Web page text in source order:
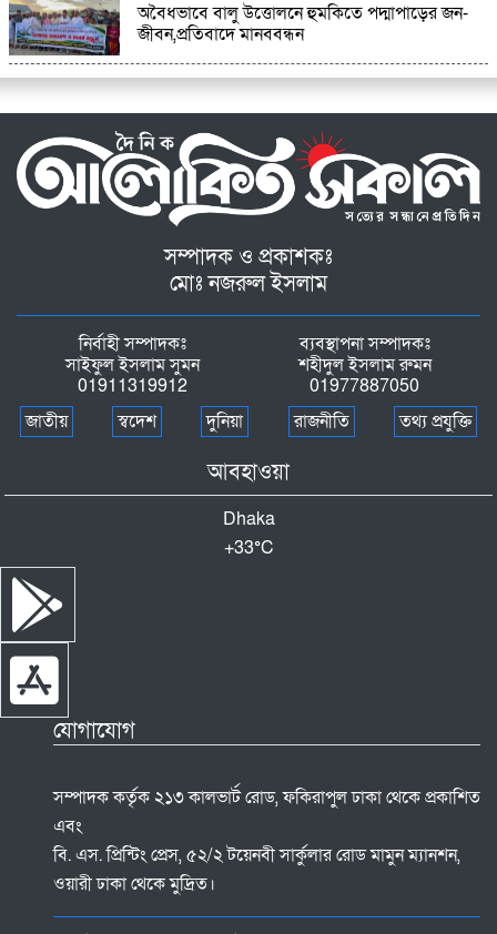
অবৈধভাবে বালু উত্তোলনে হুমকিতে পদ্মাপাড়ের জন-
জীবন,প্রতিবাদে মানববন্ধন
সম্পাদক ও প্রকাশকঃ
মোঃ নজরুল ইসলাম
নির্বাহী সম্পাদকঃ
সাইফুল ইসলাম সুমন
01911319912
ব্যবস্থাপনা সম্পাদকঃ
শহীদুল ইসলাম রুমন
01977887050
জাতীয়
স্বদেশ দুনিয়া রাজনীতি তথ্য প্রযুক্তি
আবহাওয়া
Dhaka
+33°C
যোগাযোগ
সম্পাদক কর্তৃক ২১৩ কালভার্ট রোড, ফকিরাপুল ঢাকা থেকে প্রকাশিত
এবং
বি. এস. প্রিন্টিং প্রেস, ৫২/২ টয়েনবী সার্কুলার রোড মামুন ম্যানশন,
ওয়ারী ঢাকা থেকে মুদ্রিত।